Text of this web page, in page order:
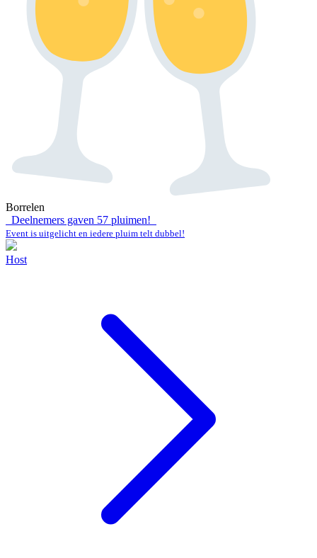
Borrelen
Deelnemers gaven 57 pluimen!
Event is uitgelicht en iedere pluim telt dubbel!
Host